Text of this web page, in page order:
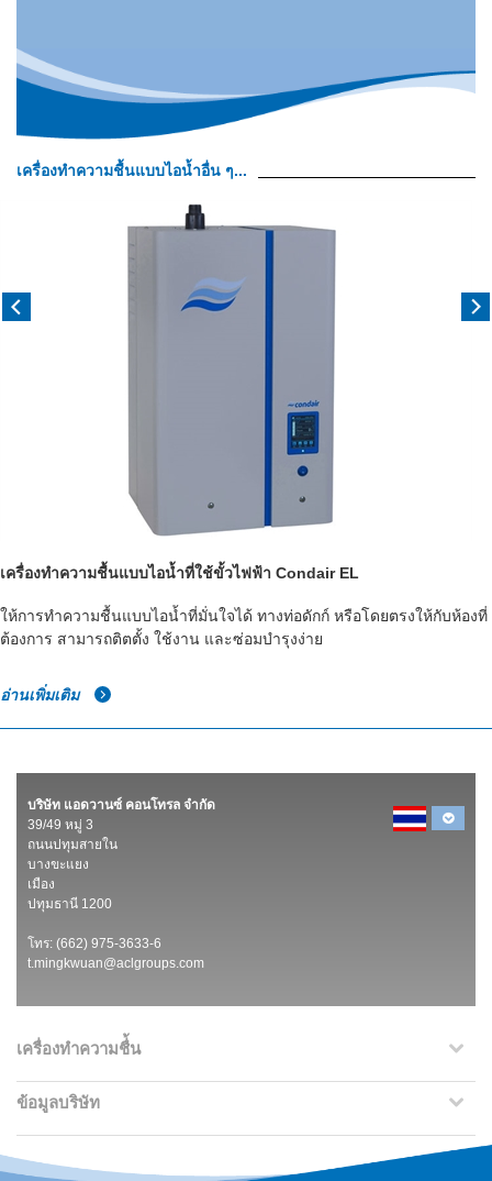
เครื่องทำความชื้นแบบไอน้ำอื่น ๆ...
เครื่องทำความชื้นแบบไอน้ำที่ใช้ขั้วไฟฟ้า Condair EL
ให้การทำความชื้นแบบไอน้ำที่มั่นใจได้ ทางท่อดักก์ หรือโดยตรงให้กับห้องที่
ต้องการ สามารถติตตั้ง ใช้งาน และซ่อมบำรุงง่าย
อ่านเพิ่มเติม
บริษัท แอดวานซ์ คอนโทรล จำกัด
39/49 หมู่ 3
ถนนปทุมสายใน
บางขะแยง
เมือง
ปทุมธานี 1200
โทร: (662) 975-3633-6
t.mingkwuan@aclgroups.com
เครื่องทำความชื่้น
ข้อมูลบริษัท